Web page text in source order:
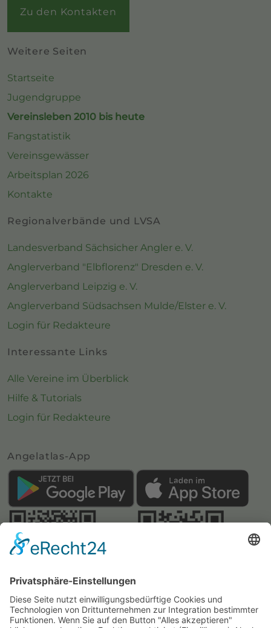
Zu den Kontakten
Weitere Seiten
Startseite
Jugendgruppe
Vereinsleben 2010 bis heute
Fangstatistik
Vereinsgewässer
Arbeitsplan 2026
Kontakte
Regionalverbände und LVSA
Landesverband Sächsicher Angler e. V.
Anglerverband "Elbflorenz" Dresden e. V.
Anglerverband Leipzig e. V.
Anglerverband Südsachsen Mulde/Elster e. V.
Login für Redakteure
Interessante Links
Alle Vereine im Überblick
Hilfe & Tutorials
Login für Redakteure
Angelatlas-App
Webseite:Angelatlas Sachsen